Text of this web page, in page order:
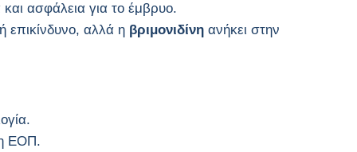
ασφάλεια για το έμβρυο.
επικίνδυνο, αλλά η βριμονιδίνη ανήκει στην
ΕΟΠ.